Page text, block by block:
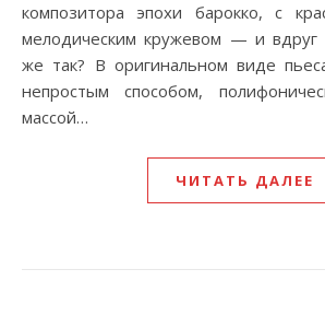
композитора эпохи барокко, с
мелодическим кружевом — и вдруг
же так? В оригинальном виде
непростым способом,
массой…
ЧИТАТЬ ДАЛЕЕ